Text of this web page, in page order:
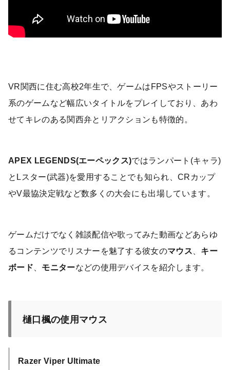
VR関西に住む高校2年生で、ゲームはFPSやストーリー
系のゲームなど幅広いタイトルをプレイしており、あわ
せてキレのある関西弁とリアクションも特徴的。
APEX LEGENDS(エーペックス)ではランパート(キャラ)
とLスター(武器)を愛用することでも知られ、CRカップ
やV最協決定戦など数多くの大会にも出場しています。
ゲームだけでなく雑談配信や歌ってみた動画などあらゆ
るコンテンツでリスナーを魅了する彼女のマウス
キー
ボード
モニターなどの使用デバイスを紹介します。
樋口楓の使用マウス
Razer Viper Ultimate